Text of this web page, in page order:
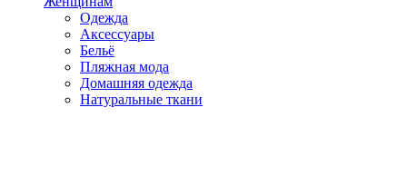
Одежда
Аксессуары
Бельё
Пляжная мода
Домашняя одежда
Натуральные ткани